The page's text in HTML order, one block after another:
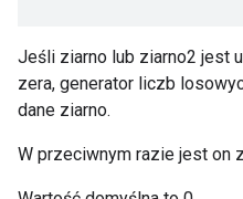
Jeśli ziarno lub ziarno2 jest
zera, generator liczb
dane ziarno.
W przeciwnym razie jest on